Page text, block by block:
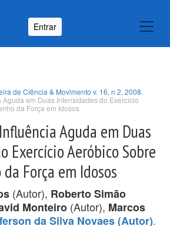
Entrar
de Ciência & Movimento v. 16, n 2, 2008.
em Duas Intensidades do Exercício
da Força em Idosos
Aguda em Duas
Exercício Aeróbico Sobre
Força em Idosos
(Autor), Roberto Simão
Monteiro (Autor), Marcos
da Silva Novaes (Autor).